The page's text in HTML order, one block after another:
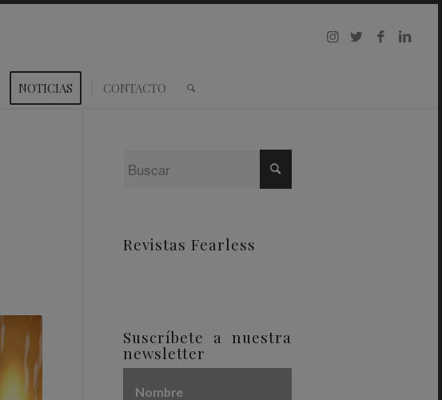
NOTICIAS CONTACTO
Revistas Fearless
Suscríbete a nuestra
newsletter
Nombre